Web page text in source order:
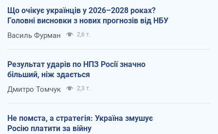
Що очікує українців у 2026–2028 роках?
Головні висновки з нових прогнозів від НБУ
Василь Фурман 2,6 т.
Результат ударів по НПЗ Росії значно
більший, ніж здається
Дмитро Томчук 2,3 т.
Не помста, а стратегія: Україна змушує
Росію платити за війну